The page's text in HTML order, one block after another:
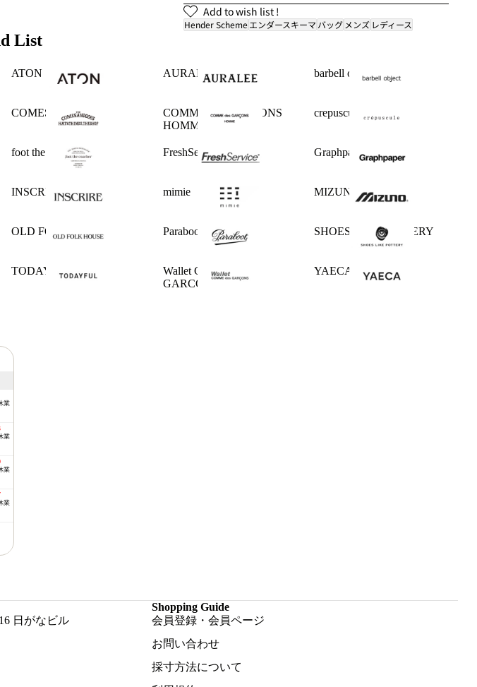
Add to wish list !
Hender Schemeエンダースキーマ バッグ メンズ レディース
List
ATON AURALEE barbell object
COMESANDGOES
COMME des GARCONS
HOMME
crepuscule
foot the coacher FreshService Graphpaper
INSCRIRE mimie MIZUNO
OLD FOLK HOUSE Paraboot SHOES LIKE POTTERY
TODAYFUL
Wallet COMME des
GARCONS
YAECA
業
業
業
業
日がなビル
Shopping Guide
会員登録・会員ページ
お問い合わせ
採寸方法について